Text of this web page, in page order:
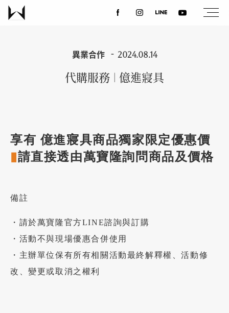
最新消息
課程講座
聯絡我們
加盟徵才
異業合作 2024.08.14
代購服務 | 億進寢具
享有 億進寢具商品獨家限定優惠價
▮請直接透由萬寶隆詢問商品及價格
備註
・請於萬寶隆官方LINE諮詢與訂購
・活動不與現場優惠合併使用
・主辦單位保有所有相關活動最終解釋權、活動修
改、變更或取消之權利